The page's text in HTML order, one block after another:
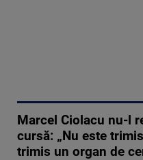
Marcel Ciolacu nu-l
cursă: „Nu este
trimis un organ de